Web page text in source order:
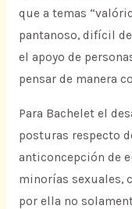
que a temas
pantanoso, difícil
el apoyo de
pensar de manera
Para Bachelet el
posturas respecto
anticoncepción de
minorías sexuales,
por ella no